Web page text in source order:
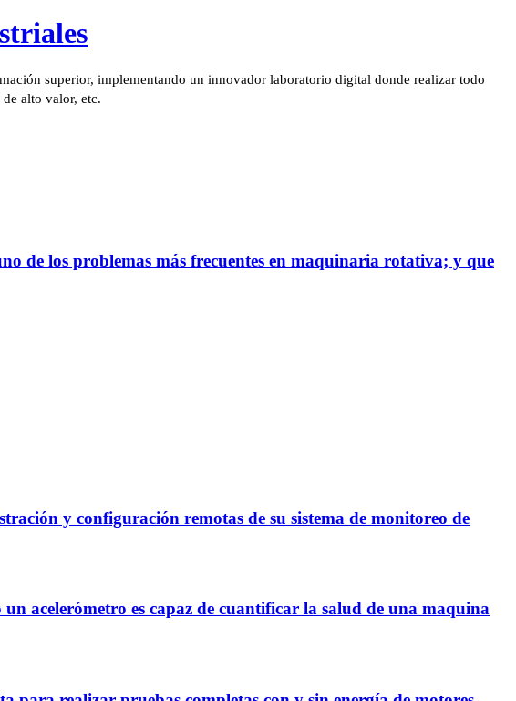
superior, implementando un innovador laboratorio digital donde realizar todo
alto valor, etc.
de los problemas más frecuentes en maquinaria rotativa; y que
y configuración remotas de su sistema de monitoreo de
acelerómetro es capaz de cuantificar la salud de una maquina